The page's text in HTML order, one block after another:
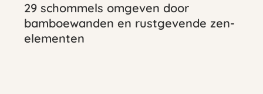
29 schommels omgeven door
bamboewanden en rustgevende zen-
elementen